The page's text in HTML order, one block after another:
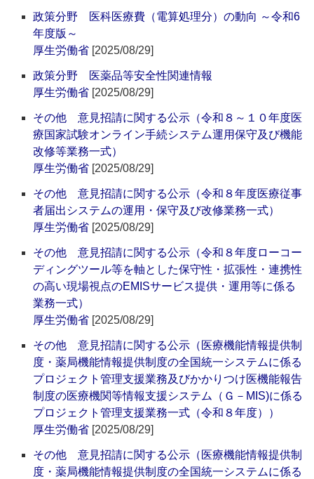
政策分野 医科医療費（電算処理分）の動向 ～令和6
年度版～
厚生労働省 [2025/08/29]
政策分野 医薬品等安全性関連情報
厚生労働省 [2025/08/29]
その他 意見招請に関する公示（令和８～１０年度医
療国家試験オンライン手続システム運用保守及び機能
改修等業務一式）
厚生労働省 [2025/08/29]
その他 意見招請に関する公示（令和８年度医療従事
者届出システムの運用・保守及び改修業務一式）
厚生労働省 [2025/08/29]
その他 意見招請に関する公示（令和８年度ローコー
ディングツール等を軸とした保守性・拡張性・連携性
の高い現場視点のEMISサービス提供・運用等に係る
業務一式）
厚生労働省 [2025/08/29]
その他 意見招請に関する公示（医療機能情報提供制
度・薬局機能情報提供制度の全国統一システムに係る
プロジェクト管理支援業務及びかかりつけ医機能報告
制度の医療機関等情報支援システム（Ｇ－MIS)に係る
プロジェクト管理支援業務一式（令和８年度））
厚生労働省 [2025/08/29]
その他 意見招請に関する公示（医療機能情報提供制
度・薬局機能情報提供制度の全国統一システムに係る